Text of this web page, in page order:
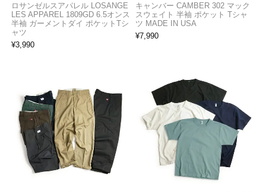
ロサンゼルスアパレル LOSANGE
LES APPAREL 1809GD 6.5オンス
半袖 ガーメントダイ ポケットTシ
ャツ
¥3,990
キャンバー CAMBER 302 マック
スウェイト 半袖 ポケット Tシャ
ツ MADE IN USA
¥7,990